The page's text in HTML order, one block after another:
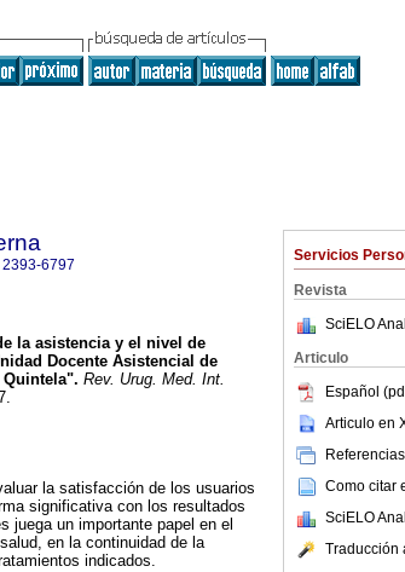
Servicios
Revista
SciELO
Articulo
Español
Articulo en
Como citar
SciELO
Traducción
2393-6797
la asistencia y el nivel de
Docente Asistencial de
Rev. Urug. Med. Int.
la satisfacción de los usuarios
significativa con los resultados
juega un importante papel en el
en la continuidad de la
indicados.